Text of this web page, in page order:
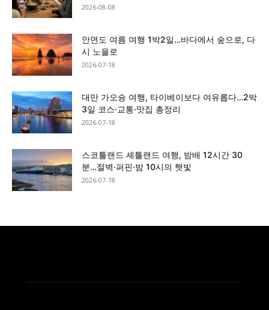
2026-08-08
안면도 여름 여행 1박2일…바다에서 숲으로, 다
시 노을로
2026-07-18
대만 가오슝 여행, 타이베이보다 여유롭다…2박
3일 코스·교통·맛집 총정리
2026-07-18
스코틀랜드 셰틀랜드 여행, 밤배 12시간 30
분…절벽·퍼핀·밤 10시의 햇빛
2026-07-18